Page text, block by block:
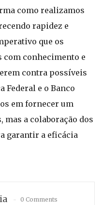
como realizamos
rapidez e
que os
com conhecimento e
contra possíveis
Federal e o Banco
em fornecer um
mas a colaboração dos
garantir a eficácia
0 Comments